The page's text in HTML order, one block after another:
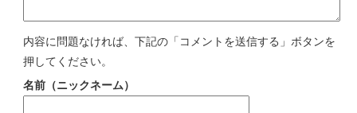
内容に問題なければ、下記の「コメントを送信する」ボタンを
押してください。
名前（ニックネーム）